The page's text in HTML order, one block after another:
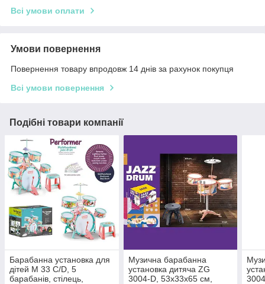
Всі умови оплати
Умови повернення
Повернення товару впродовж 14 днів за рахунок покупця
Всі умови повернення
Подібні товари компанії
Барабанна установка для
дітей M 33 C/D, 5
барабанів, стілець,
Музична барабанна
установка дитяча ZG
3004-D, 53х33х65 см,